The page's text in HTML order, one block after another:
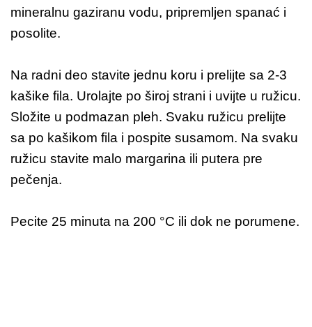
mineralnu gaziranu vodu, pripremljen spanać i
posolite.
Na radni deo stavite jednu koru i prelijte sa 2-3
kašike fila. Urolajte po široj strani i uvijte u ružicu.
Složite u podmazan pleh. Svaku ružicu prelijte
sa po kašikom fila i pospite susamom. Na svaku
ružicu stavite malo margarina ili putera pre
pečenja.
Pecite 25 minuta na 200 °C ili dok ne porumene.